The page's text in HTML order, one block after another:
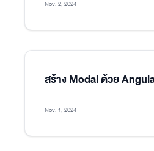
Nov. 2, 2024
สร้าง Modal ด้วย
Nov. 1, 2024